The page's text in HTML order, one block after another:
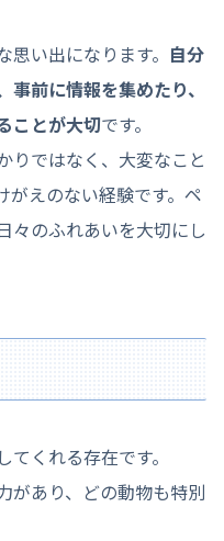
い出になります。 自分
前に情報を集めたり、
ことが大切です。
りではなく、大変なこと
がえのない経験です。ペ
々のふれあいを大切にし
くれる存在です。
があり、どの動物も特別